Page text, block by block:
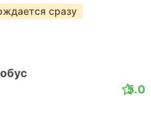
сразу
5.0